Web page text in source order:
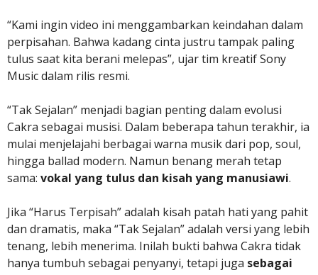
“Kami ingin video ini menggambarkan keindahan dalam
perpisahan. Bahwa kadang cinta justru tampak paling
tulus saat kita berani melepas”, ujar tim kreatif Sony
Music dalam rilis resmi.
“Tak Sejalan” menjadi bagian penting dalam evolusi
Cakra sebagai musisi. Dalam beberapa tahun terakhir, ia
mulai menjelajahi berbagai warna musik dari pop, soul,
hingga ballad modern. Namun benang merah tetap
sama: vokal yang tulus dan kisah yang manusiawi.
Jika “Harus Terpisah” adalah kisah patah hati yang pahit
dan dramatis, maka “Tak Sejalan” adalah versi yang lebih
tenang, lebih menerima. Inilah bukti bahwa Cakra tidak
hanya tumbuh sebagai penyanyi, tetapi juga sebagai